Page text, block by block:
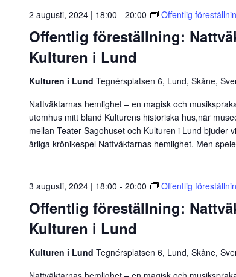
Offentlig föreställning:
Kulturen i Lund
2 augusti, 2024 | 18:00 - 20:00 Offentlig
Kulturen i Lund Tegnérsplatsen 6, Lund, Skåne,
Nattväktarnas hemlighet – en magisk och
utomhus mitt bland Kulturens historiska hus,när
mellan Teater Sagohuset och Kulturen i Lund bjuder
årliga krönikespel Nattväktarnas hemlighet. Men
Offentlig föreställning:
Kulturen i Lund
3 augusti, 2024 | 18:00 - 20:00 Offentlig
Kulturen i Lund Tegnérsplatsen 6, Lund, Skåne,